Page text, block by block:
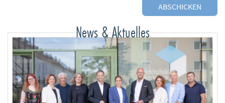
News & Aktuelles